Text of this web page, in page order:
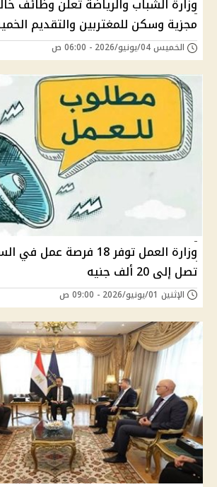
وزارة الشباب والرياضة تعلن وظائف
مجزية وسكن للمغتربين والتقديم
الخميس 04/يونيو/2026 - 06:00 ص
وزارة العمل توفر 18 فرصة
تصل إلى 20 ألف جنيه
الإثنين 01/يونيو/2026 - 09:00 ص